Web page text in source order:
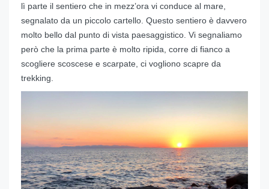
lì parte il sentiero che in mezz’ora vi conduce al mare,
segnalato da un piccolo cartello. Questo sentiero è davvero
molto bello dal punto di vista paesaggistico. Vi segnaliamo
però che la prima parte è molto ripida, corre di fianco a
scogliere scoscese e scarpate, ci vogliono scapre da
trekking.